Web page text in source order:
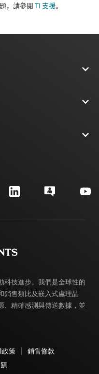
，請參閱 TI 支援。​​​​​​​​​​​​​​
科技進步。我們是全球性的
銷售類比及嵌入式處理晶
、精確感測與傳送數據，並
政策
銷售條款